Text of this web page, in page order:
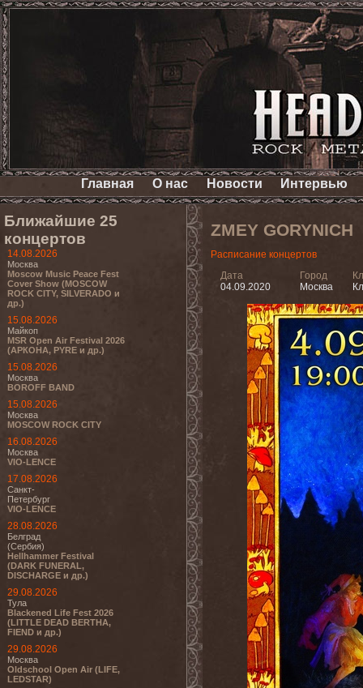
Главная О нас Новости Интервью
Ближайшие 25
концертов
14.08.2026
Москва
Moscow Music Peace Fest
Cover Show (MOSCOW
ROCK CITY, SILVERADO и
др.)
15.08.2026
Майкоп
MSR Open Air Festival 2026
(АРКОНА, PYRE и др.)
15.08.2026
Москва
BOROFF BAND
15.08.2026
Москва
MOSCOW ROCK CITY
16.08.2026
Москва
VIO-LENCE
17.08.2026
Санкт-
Петербург
VIO-LENCE
28.08.2026
Белград
(Сербия)
Hellhammer Festival
(DARK FUNERAL,
DISCHARGE и др.)
29.08.2026
Тула
Blackened Life Fest 2026
(LITTLE DEAD BERTHA,
FIEND и др.)
29.08.2026
Москва
Oldschool Open Air (LIFE,
LEDSTAR)
ZMEY GORYNICH
Расписание концертов
Дата
04.09.2020
Город
Москва